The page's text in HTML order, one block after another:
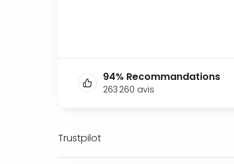
94% Recommandations
263 260 avis
Trustpilot